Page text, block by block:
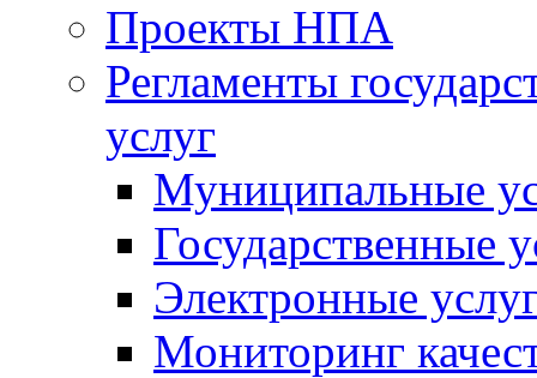
Проекты НПА
Регламенты
услуг
Муниципальные
Государственные
Электронные
Мониторинг